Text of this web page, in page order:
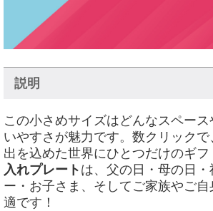
説明
この小さめサイズはどんなスペー
いやすさが魅力です。数クリック
出を込めた世界にひとつだけのギフ
入れプレートは、父の日・母の日
ー・お子さま、そしてご家族やご
適です！